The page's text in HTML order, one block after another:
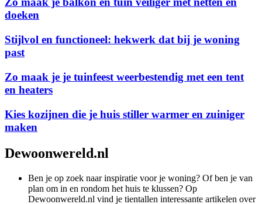
doeken
Stijlvol en functioneel: hekwerk dat bij je woning
past
Zo maak je je tuinfeest weerbestendig met een tent
en heaters
Kies kozijnen die je huis stiller warmer en zuiniger
maken
Dewoonwereld.nl
Ben je op zoek naar inspiratie voor je woning? Of ben je van
plan om in en rondom het huis te klussen? Op
Dewoonwereld.nl vind je tientallen interessante artikelen over